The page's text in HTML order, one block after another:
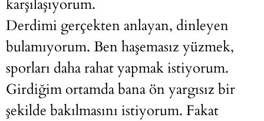
karşılaşıyorum.
Derdimi gerçekten anlayan, dinleyen
bulamıyorum. Ben haşemasız yüzmek,
sporları daha rahat yapmak istiyorum.
Girdiğim ortamda bana ön yargısız bir
şekilde bakılmasını istiyorum. Fakat